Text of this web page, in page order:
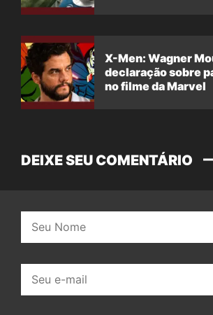
X-Men: Wagner
declaração sobre
no filme da Marvel
DEIXE SEU COMENTÁRIO
mail: